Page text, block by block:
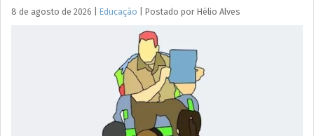
8 de agosto de 2026 Educação Postado por Hélio Alves